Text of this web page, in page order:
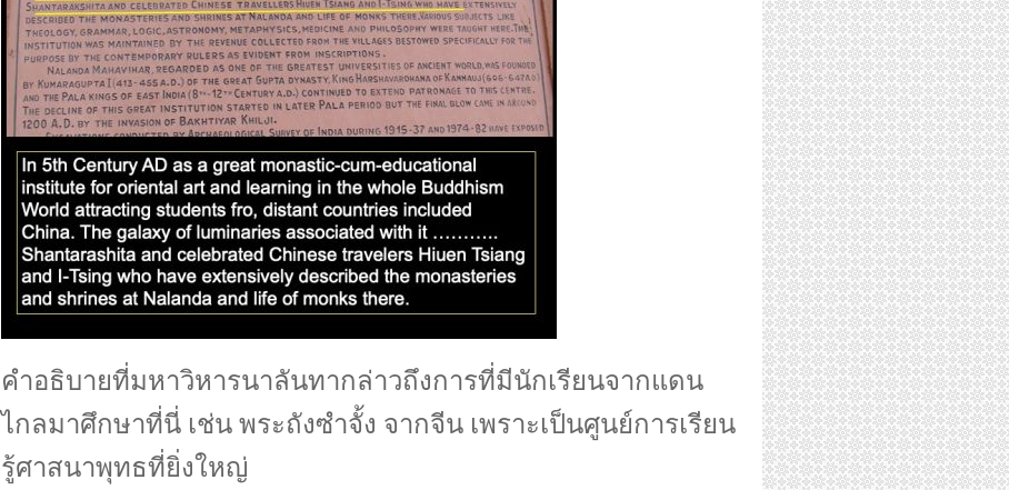
คำอธิบายที่มหาวิหารนาลันทากล่าวถึงการที่มีนักเรียนจากแดน
ไกลมาศึกษาที่นี่ เช่น พระถังซำจั้ง จากจีน เพราะเป็นศูนย์การเรียน
รู้ศาสนาพุทธที่ยิ่งใหญ่